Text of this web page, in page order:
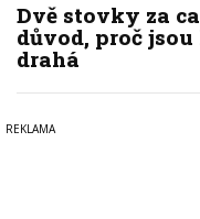
Dvě stovky za
důvod, proč
drahá